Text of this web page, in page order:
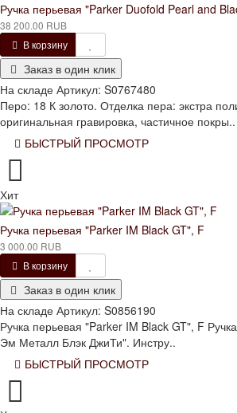
Ручка перьевая "Parker Duofold Pearl and
38 200.00 RUB
В корзину
Заказ в один клик
На складе Артикул: S0767480
Перо: 18 К золото. Отделка пера: экстра
оригинальная гравировка, частичное покры..
БЫСТРЫЙ ПРОСМОТР
Хит
Ручка перьевая "Parker IM Black GT", F
3 000.00 RUB
В корзину
Заказ в один клик
На складе Артикул: S0856190
Ручка перьевая "Parker IM Black GT", F
Эм Металл Блэк ДжиТи". Инстру..
БЫСТРЫЙ ПРОСМОТР